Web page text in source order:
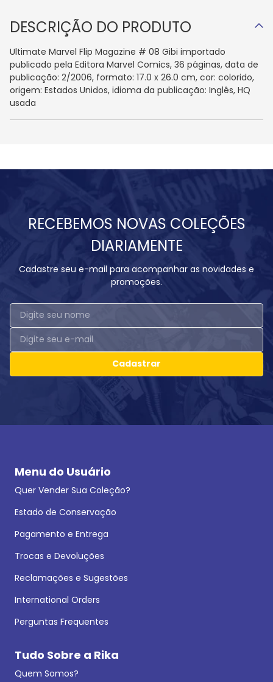
DESCRIÇÃO DO PRODUTO
Ultimate Marvel Flip Magazine # 08 Gibi importado
publicado pela Editora Marvel Comics, 36 páginas, data de
publicação: 2/2006, formato: 17.0 x 26.0 cm, cor: colorido,
origem: Estados Unidos, idioma da publicação: Inglês, HQ
usada
RECEBEMOS NOVAS COLEÇÕES
DIARIAMENTE
Cadastre seu e-mail para acompanhar as novidades e
promoções.
Cadastrar
Menu do Usuário
Quer Vender Sua Coleção?
Estado de Conservação
Pagamento e Entrega
Trocas e Devoluções
Reclamações e Sugestões
International Orders
Perguntas Frequentes
Tudo Sobre a Rika
Quem Somos?